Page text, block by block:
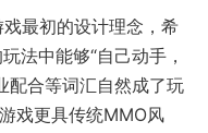
最初的设计理念，希
法中能够“自己动手，
配合等词汇自然成了玩
戏更具传统MMO风